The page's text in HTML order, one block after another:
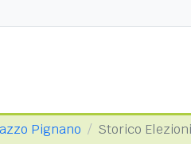
Pignano Storico